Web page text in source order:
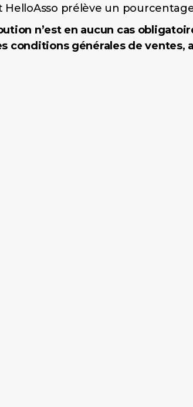
HelloAsso prélève un
n’est en aucun cas
conditions générales de ventes,